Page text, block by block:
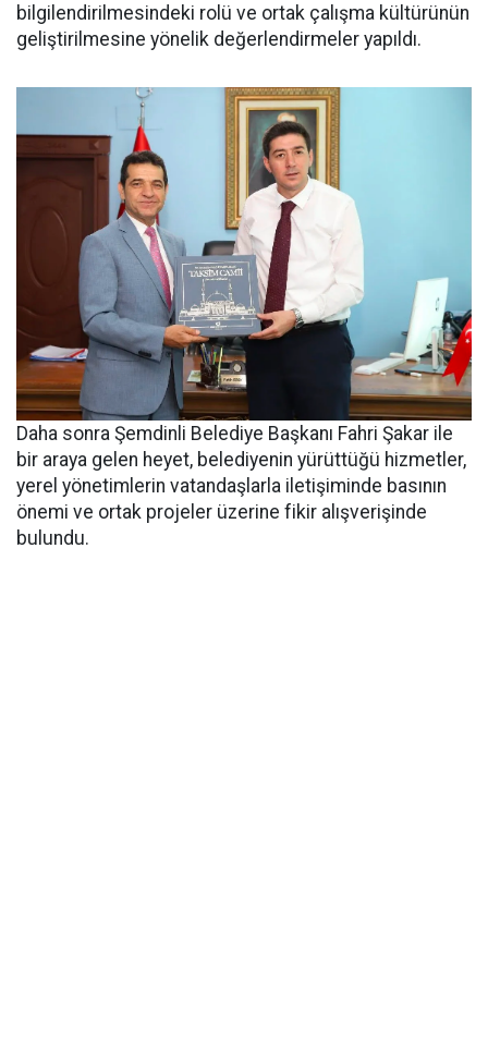
bilgilendirilmesindeki rolü ve ortak çalışma kültürünün
geliştirilmesine yönelik değerlendirmeler yapıldı.
Daha sonra Şemdinli Belediye Başkanı Fahri Şakar ile
bir araya gelen heyet, belediyenin yürüttüğü hizmetler,
yerel yönetimlerin vatandaşlarla iletişiminde basının
önemi ve ortak projeler üzerine fikir alışverişinde
bulundu.